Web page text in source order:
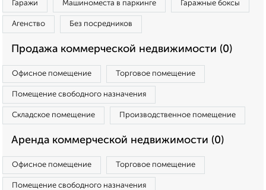
Гаражи Машиноместа в паркинге Гаражные боксы
Агенство Без посредников
Продажа коммерческой недвижимости (0)
Офисное помещение Торговое помещение
Помещение свободного назначения
Складское помещение Производственное помещение
Аренда коммерческой недвижимости (0)
Офисное помещение Торговое помещение
Помещение свободного назначения